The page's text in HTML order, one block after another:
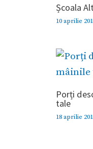
Școala
10 aprilie
Porți
tale
18 aprilie